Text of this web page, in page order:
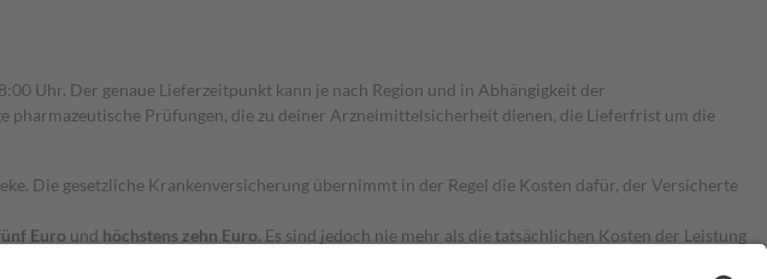
Uhr. Der genaue Lieferzeitpunkt kann je nach Region und in Abhängigkeit der
Prüfungen, die zu deiner Arzneimittelsicherheit dienen, die Lieferfrist um die
Die gesetzliche Krankenversicherung übernimmt in der Regel die Kosten dafür, der Versicherte
Euro und höchstens zehn Euro. Es sind jedoch nie mehr als die tatsächlichen Kosten der Leistung